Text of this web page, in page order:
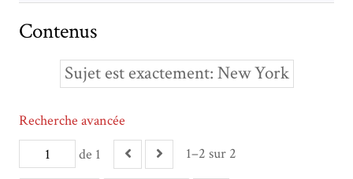
Contenus
Sujet est exactement New York
de 1 1–2 sur 2
Recherche avancée